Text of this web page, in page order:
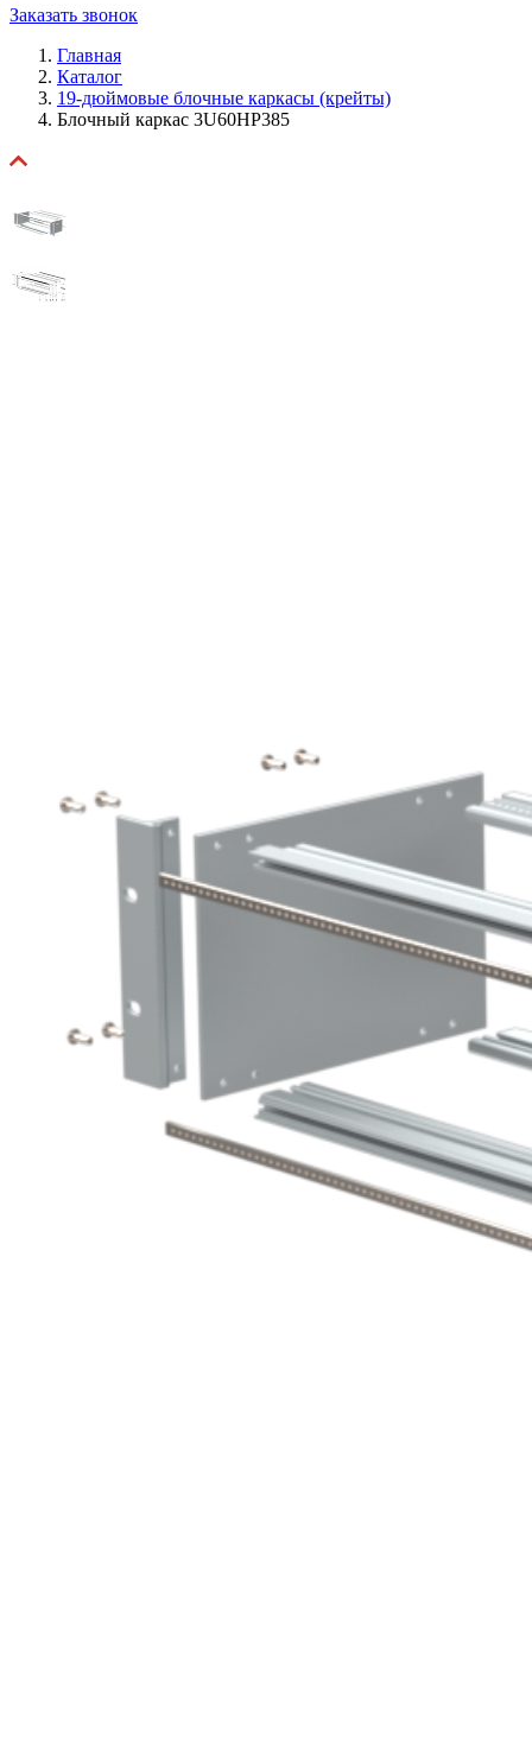
Заказать звонок
Главная
Каталог
19-дюймовые блочные каркасы (крейты)
Блочный каркас 3U60HP385